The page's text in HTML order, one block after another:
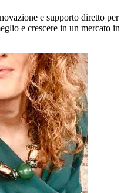
e supporto diretto per
e crescere in un mercato in